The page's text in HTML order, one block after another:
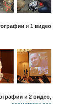
и 1 видео
и 2 видео